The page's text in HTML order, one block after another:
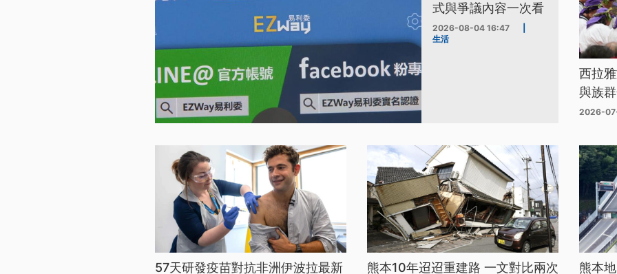
式與爭議內容一次看
2026-08-04 16:47
生活
西拉
與族
2026-
57天研發疫苗對抗非洲伊波拉最新 熊本10年迢迢重建路 一文對比兩次 熊本